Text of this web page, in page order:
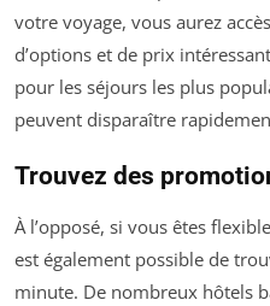
votre voyage, vous aurez
d’options et de prix
pour les séjours les plus
peuvent disparaître
Trouvez des
À l’opposé, si vous êtes
est également possible de
minute. De nombreux hôtels